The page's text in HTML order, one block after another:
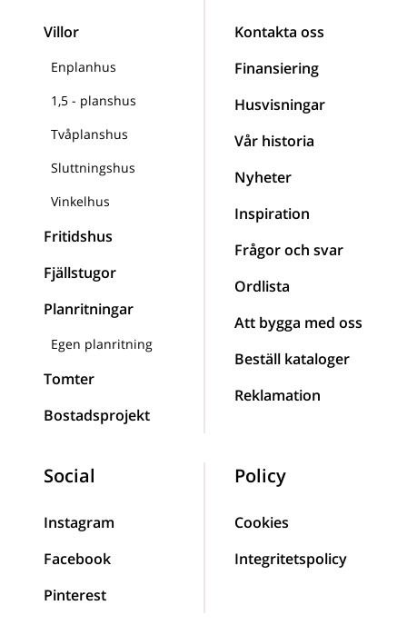
Villor
Enplanhus
1,5 - planshus
Tvåplanshus
Sluttningshus
Vinkelhus
Fritidshus
Fjällstugor
Planritningar
Egen planritning
Tomter
Bostadsprojekt
Kontakta oss
Finansiering
Husvisningar
Vår historia
Nyheter
Inspiration
Frågor och svar
Ordlista
Att bygga med oss
Beställ kataloger
Reklamation
Social
Instagram
Facebook
Pinterest
Policy
Cookies
Integritetspolicy